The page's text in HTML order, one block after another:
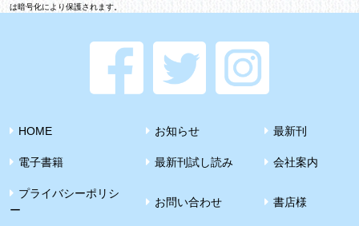
は暗号化により保護されます。
HOME お知らせ 最新刊
電子書籍 最新刊試し読み 会社案内
プライバシーポリシ
ー
お問い合わせ 書店様